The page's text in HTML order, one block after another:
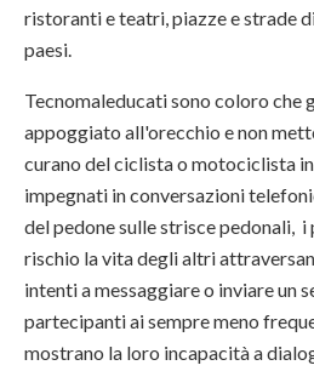
ristoranti e teatri, piazze e strade
paesi.
Tecnomaleducati sono coloro che
appoggiato all'orecchio e non
curano del ciclista o motociclista
impegnati in conversazioni
del pedone sulle strisce pedonali,
rischio la vita degli altri
intenti a messaggiare o inviare un
partecipanti ai sempre meno
mostrano la loro incapacità a